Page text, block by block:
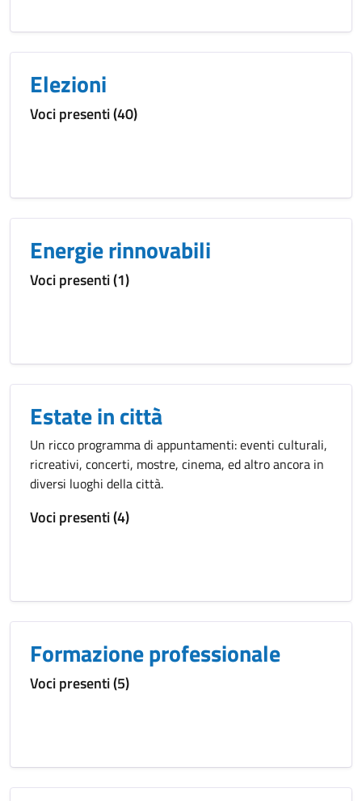
Elezioni
Voci presenti (40)
Energie rinnovabili
Voci presenti (1)
Estate in città
Un ricco programma di appuntamenti: eventi culturali,
ricreativi, concerti, mostre, cinema, ed altro ancora in
diversi luoghi della città.
Voci presenti (4)
Formazione professionale
Voci presenti (5)